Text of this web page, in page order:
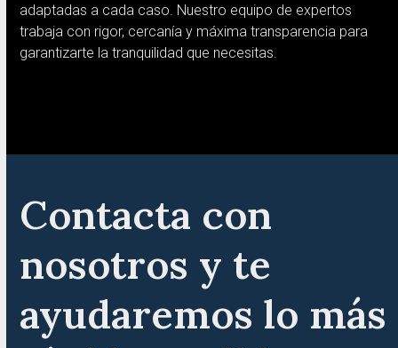
adaptadas a cada caso. Nuestro equipo de expertos
trabaja con rigor, cercanía y máxima transparencia para
garantizarte la tranquilidad que necesitas.
Contacta con
nosotros y te
ayudaremos lo más